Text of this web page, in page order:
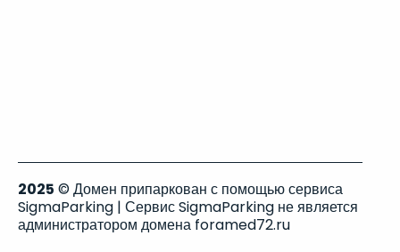
2025 © Домен припаркован с помощью сервиса
SigmaParking | Сервис SigmaParking не является
администратором домена foramed72.ru